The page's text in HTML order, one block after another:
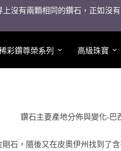
上沒有兩顆相同的鑽石，正如沒
彩鑽尊榮系列 高級珠寶
鑽石主要產地分佈與變化-巴
石，隨後又在皮奧伊州找到了